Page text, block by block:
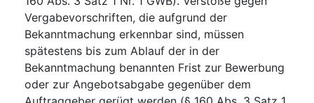
Vergabevorschriften, die aufgrund der
Bekanntmachung erkennbar sind, müssen
spätestens bis zum Ablauf der in der
Bekanntmachung benannten Frist zur Bewerbung
oder zur Angebotsabgabe gegenüber dem